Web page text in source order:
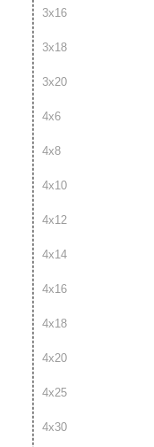
3х16
3х18
3х20
4х6
4х8
4х10
4х12
4х14
4х16
4х18
4х20
4х25
4х30